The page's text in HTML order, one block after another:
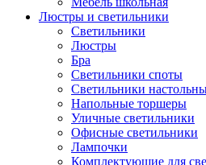
Люстры и светильники
Светильники
Люстры
Бра
Светильники споты
Светильники
Напольные торшеры
Уличные светильники
Офисные светильники
Лампочки
Комплектующие для